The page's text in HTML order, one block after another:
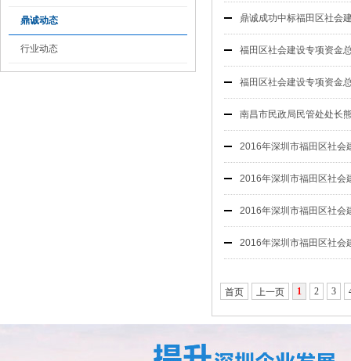
鼎诚动态
行业动态
鼎诚成功中标福田区社会
福田区社会建设专项资金
福田区社会建设专项资金
南昌市民政局民管处处长
2016年深圳市福田区社会
2016年深圳市福田区社会
2016年深圳市福田区社会
2016年深圳市福田区社会
首页 上一页 1 2 3